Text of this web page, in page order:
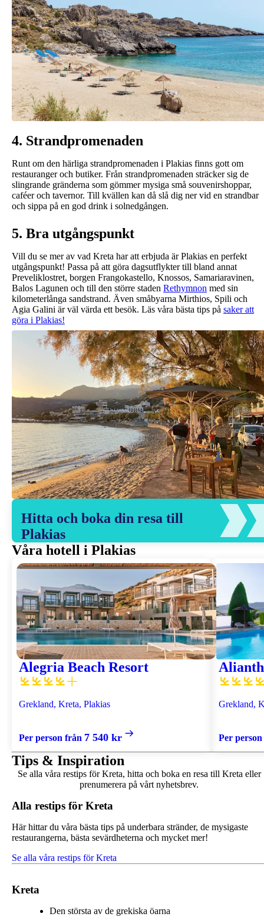
4. Strandpromenaden
Runt om den härliga strandpromenaden i Plakias finns gott om
restauranger och butiker. Från strandpromenaden sträcker sig de
slingrande gränderna som gömmer mysiga små souvenirshoppar,
caféer och tavernor. Till kvällen kan då slå dig ner vid en strandbar
och sippa på en god drink i solnedgången.
5. Bra utgångspunkt
Vill du se mer av vad Kreta har att erbjuda är Plakias en perfekt
utgångspunkt! Passa på att göra dagsutflykter till bland annat
Preveliklostret, borgen Frangokastello, Knossos, Samariaravinen,
Balos Lagunen och till den större staden Rethymnon med sin
kilometerlånga sandstrand. Även småbyarna Mirthios, Spili och
Agia Galini är väl värda ett besök. Läs våra bästa tips på saker att
göra i Plakias!
Hitta och boka din resa till
Plakias
Våra hotell i Plakias
Alegria Beach Resort
Grekland, Kreta, Plakias
Per person från 7 540 kr
Grekland,
Per
Tips & Inspiration
Se alla våra restips för Kreta, hitta och boka en resa till Kreta eller
prenumerera på vårt nyhetsbrev.
Alla restips för Kreta
Här hittar du våra bästa tips på underbara stränder, de mysigaste
restaurangerna, bästa sevärdheterna och mycket mer!
Se alla våra restips för Kreta
Kreta
Den största av de grekiska öarna